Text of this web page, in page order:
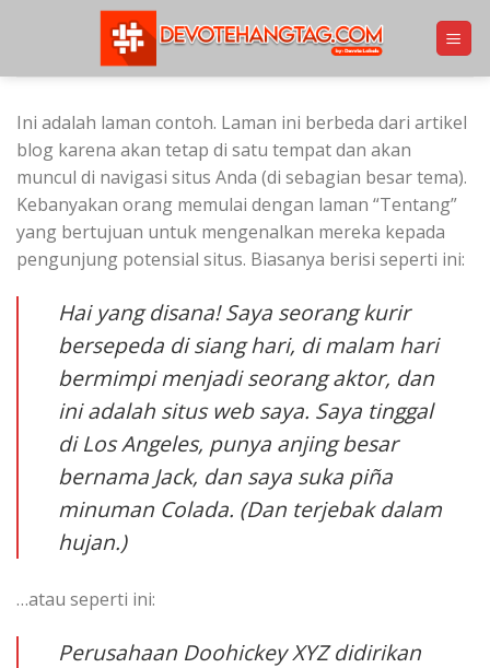
Ini adalah laman contoh. Laman ini berbeda dari artikel
blog karena akan tetap di satu tempat dan akan
muncul di navigasi situs Anda (di sebagian besar tema).
Kebanyakan orang memulai dengan laman “Tentang”
yang bertujuan untuk mengenalkan mereka kepada
pengunjung potensial situs. Biasanya berisi seperti ini:
Hai yang disana! Saya seorang kurir
bersepeda di siang hari, di malam hari
bermimpi menjadi seorang aktor, dan
ini adalah situs web saya. Saya tinggal
di Los Angeles, punya anjing besar
bernama Jack, dan saya suka piña
minuman Colada. (Dan terjebak dalam
hujan.)
…atau seperti ini:
Perusahaan Doohickey XYZ didirikan